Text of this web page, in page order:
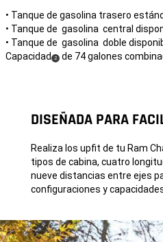
• Tanque de gasolina trasero
• Tanque de gasolina central
• Tanque de gasolina doble
Capacidad ( Disclosure
2) de 74 galones
DISEÑADA PARA
Realiza los upfit de tu Ram
tipos de cabina, cuatro
nueve distancias entre ejes
configuraciones y